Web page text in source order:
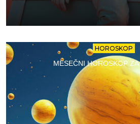
HOROSKOP
MESEČNI HOROSKOP ZA